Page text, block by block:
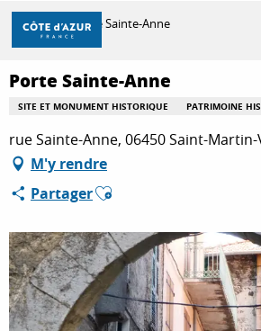
Aller
contenu
principal
DÉCOUVRIR
À FAIRE
SÉJOURNER
Accueil Porte Sainte-Anne
Porte Sainte-Anne
SITE ET MONUMENT HISTORIQUE PATRIMOINE
rue Sainte-Anne, 06450 Saint-
M'y rendre
PartagerAjouter aux favoris